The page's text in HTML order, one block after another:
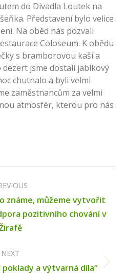
do Divadla Loutek na
Představení bylo velice
Na oběd nás pozvali
Coloseum. K obědu
s bramborovou kaší a
dezert jsme dostali jablkový
chutnalo a byli velmi
zaměstnancům za velmi
atmosfér, kterou pro nás
Previous
post:
známe, můžeme vytvořit
pozitivního chování v
NEXT
Next
a výtvarná díla“